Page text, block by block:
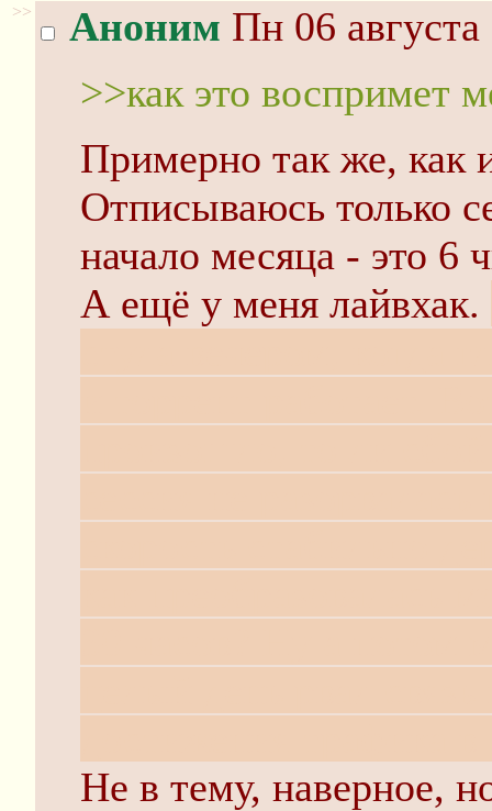
>> Аноним Пн 06
>>как это воспримет
Примерно так же, как
Отписываюсь только
начало месяца - это 6
А ещё у меня лайвхак.
Не в тему, наверное,